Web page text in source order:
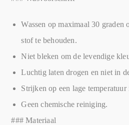
Wassen op maximaal 30 graden
stof te behouden.
Niet bleken om de levendige
Luchtig laten drogen en niet in
Strijken op een lage
Geen chemische reiniging.
### Materiaal